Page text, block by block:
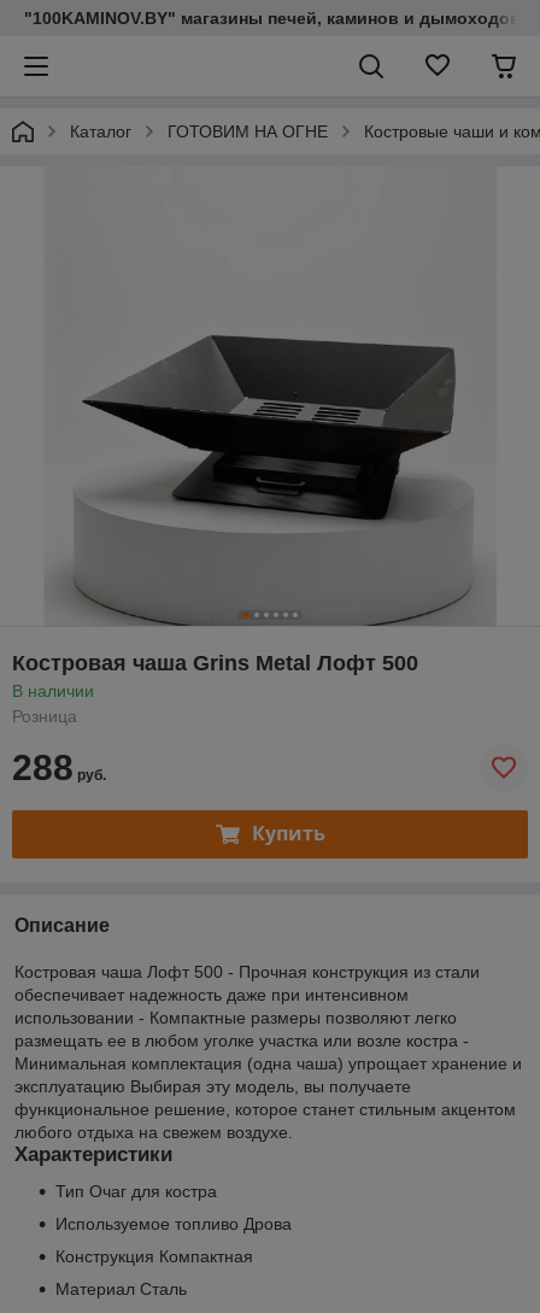
"100KAMINOV.BY" магазины печей, каминов и дымоходов
Каталог ГОТОВИМ НА ОГНЕ Костровые чаши и
Костровая чаша Grins Metal Лофт 500
В наличии
Розница
288 руб.
Купить
Описание
Костровая чаша Лофт 500 - Прочная конструкция из стали
обеспечивает надежность даже при интенсивном
использовании - Компактные размеры позволяют легко
размещать ее в любом уголке участка или возле костра -
Минимальная комплектация (одна чаша) упрощает хранение и
эксплуатацию Выбирая эту модель, вы получаете
функциональное решение, которое станет стильным акцентом
любого отдыха на свежем воздухе.
Характеристики
Тип Очаг для костра
Используемое топливо Дрова
Конструкция Компактная
Материал Сталь